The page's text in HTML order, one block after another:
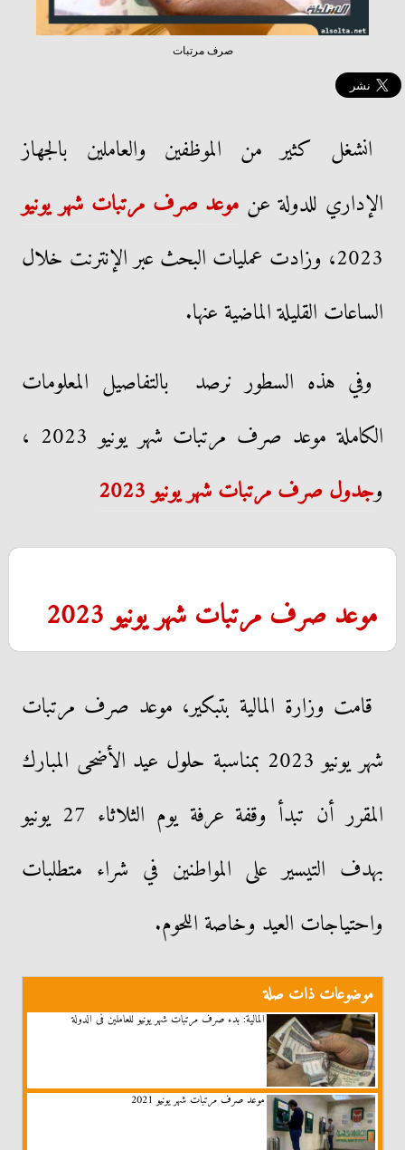
صرف مرتبات
انشغل كثير من الموظفين والعاملين بالجهاز
الإداري للدولة عن موعدصرف مرتبات شهر يونيو
2023، وزادت عمليات البحث عبر الإنترنت خلال
الساعات القليلة الماضية عنها.
وفي هذه السطور نرصد بالتفاصيل المعلومات
الكاملة موعد صرف مرتبات شهر يونيو 2023 ،
وجدول صرف مرتبات شهر يونيو 2023
موعد صرف مرتبات شهر يونيو 2023
قامت وزارة المالية بتبكير، موعد صرف مرتبات
شهر يونيو 2023 بمناسبة حلول عيد الأضحى المبارك
المقرر أن تبدأ وقفة عرفة يوم الثلاثاء 27 يونيو
بهدف التيسير على المواطنين في شراء متطلبات
واحتياجات العيد وخاصة اللحوم.
موضوعات ذات صلة
المالية: بدء صرف مرتبات شهر يونيو للعاملين فى الدولة
موعد صرف مرتبات شهر يونيو 2021